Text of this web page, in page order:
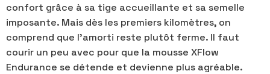
confort grâce à sa tige accueillante et sa semelle
imposante. Mais dès les premiers kilomètres, on
comprend que l’amorti reste plutôt ferme. Il faut
courir un peu avec pour que la mousse XFlow
Endurance se détende et devienne plus agréable.